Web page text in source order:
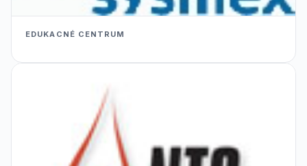
EDUKACNÉ CENTRUM